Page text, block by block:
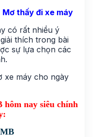
Mơ thấy đi xe máy
có rất nhiều ý
thích trong bài
sự lựa chọn các
xe máy cho ngày
nay siêu chính